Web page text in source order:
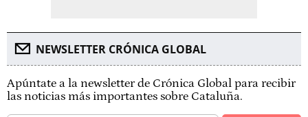
NEWSLETTER CRÓNICA GLOBAL
Apúntate a la newsletter de Crónica Global para recibir
las noticias más importantes sobre Cataluña.